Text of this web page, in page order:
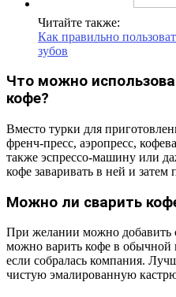
Читайте также:
Как правильно
зубов
Что можно
кофе?
Вместо турки для
френч-пресс, аэропресс,
также эспрессо-машину или
кофе заваривать в ней и затем
Можно ли сварить
При желании можно добавить
можно варить кофе в обычной
если собралась компания.
чистую эмалированную